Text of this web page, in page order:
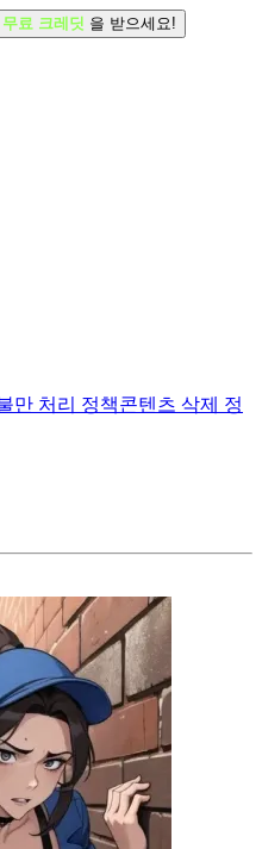
료 크레딧 을 받으세요!
만 처리 정책콘텐츠 삭제 정